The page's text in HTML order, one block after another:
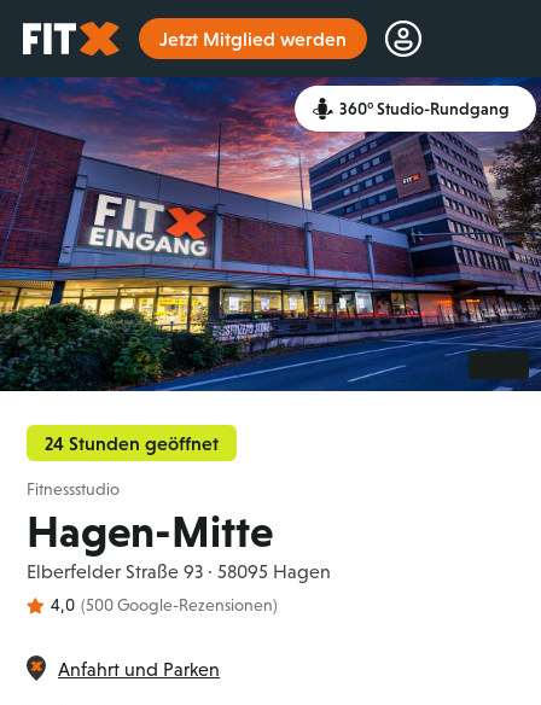
Startseite Jetzt Mitglied werden
360° Studio-Rundgang
24 Stunden geöffnet
Fitnessstudio
Hagen-Mitte
Elberfelder Straße 93 · 58095 Hagen
4,0 (500 Google-Rezensionen)
Anfahrt und Parken